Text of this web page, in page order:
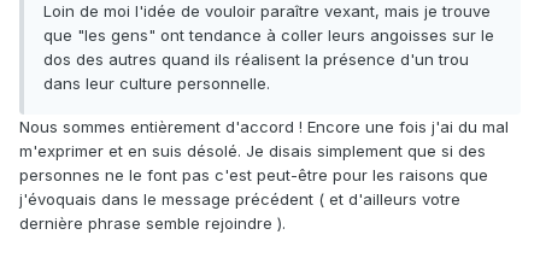
Loin de moi l'idée de vouloir paraître vexant, mais je trouve
que "les gens" ont tendance à coller leurs angoisses sur le
dos des autres quand ils réalisent la présence d'un trou
dans leur culture personnelle.
Nous sommes entièrement d'accord ! Encore une fois j'ai du mal
m'exprimer et en suis désolé. Je disais simplement que si des
personnes ne le font pas c'est peut-être pour les raisons que
j'évoquais dans le message précédent ( et d'ailleurs votre
dernière phrase semble rejoindre ).